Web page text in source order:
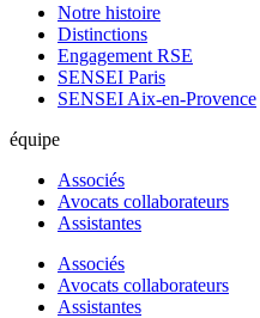
Notre histoire
Distinctions
Engagement RSE
SENSEI Paris
SENSEI Aix-en-Provence
équipe
Associés
Avocats collaborateurs
Assistantes
Associés
Avocats collaborateurs
Assistantes